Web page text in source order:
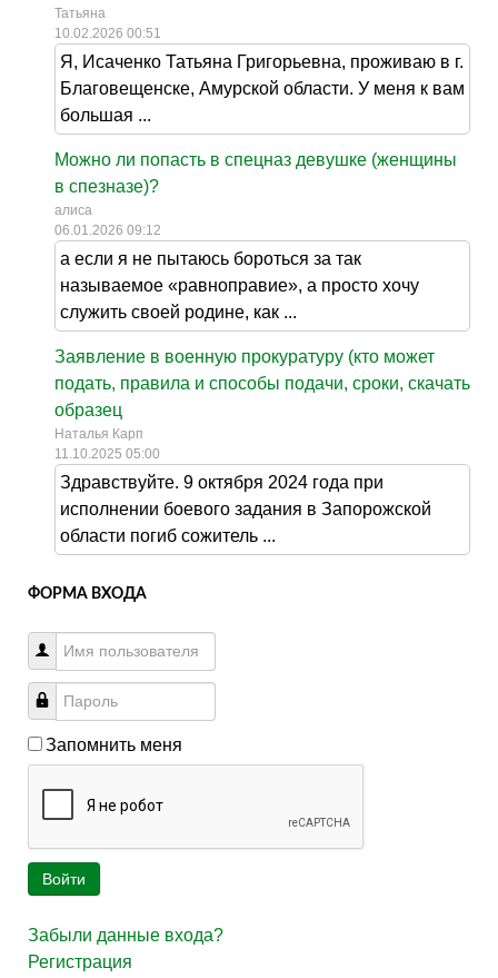
Татьяна
10.02.2026 00:51
Я, Исаченко Татьяна Григорьевна, проживаю в г.
Благовещенске, Амурской области. У меня к вам
большая ...
Можно ли попасть в спецназ девушке (женщины
в спезназе)?
алиса
06.01.2026 09:12
а если я не пытаюсь бороться за так
называемое «равноправие», а просто хочу
служить своей родине, как ...
Заявление в военную прокуратуру (кто может
подать, правила и способы подачи, сроки, скачать
образец
Наталья Карп
11.10.2025 05:00
Здравствуйте. 9 октября 2024 года при
исполнении боевого задания в Запорожской
области погиб сожитель ...
ФОРМА ВХОДА
Запомнить меня
Войти
Забыли данные входа?
Регистрация